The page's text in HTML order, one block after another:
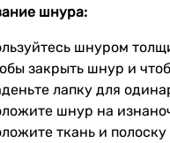
шнура:
шнуром
закрыть шнур и
лапку для
шнур на
ткань и